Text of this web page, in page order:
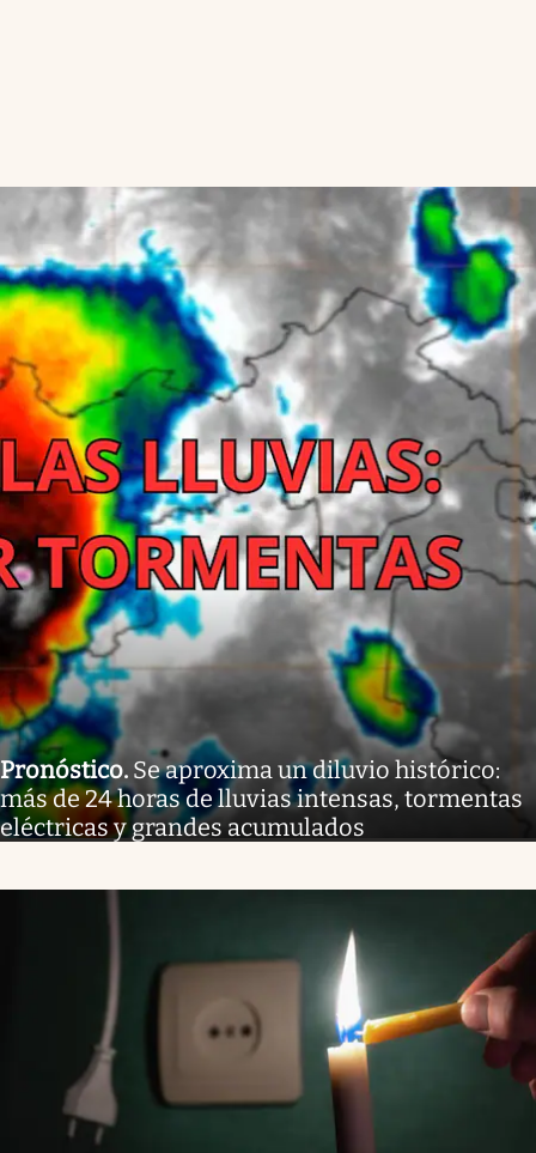
Pronóstico. Se aproxima un diluvio histórico:
más de 24 horas de lluvias intensas, tormentas
eléctricas y grandes acumulados